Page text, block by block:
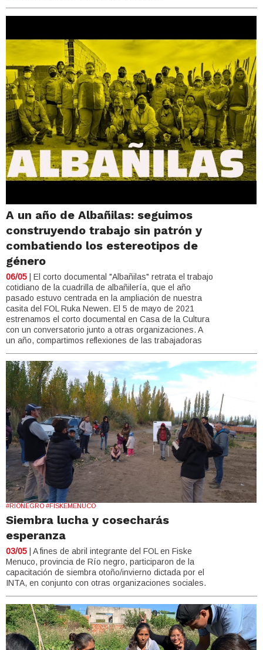
A un año de Albañilas: seguimos
construyendo trabajo sin patrón y
combatiendo los estereotipos de
género
06/05 | El corto documental "Albañilas" retrata el trabajo
cotidiano de la cuadrilla de albañilería, que el año
pasado estuvo centrada en la ampliación de nuestra
casita del FOL Ruka Newen. El 5 de mayo de 2021
estrenamos el corto documental en Casa de la Cultura
con un conversatorio junto a otras organizaciones. A
un año, compartimos reflexiones de las trabajadoras
#RIONEGRO #FISKEMENUCO
Siembra lucha y cosecharás
esperanza
03/05 | A fines de abril integrante del FOL en Fiske
Menuco, provincia de Río negro, participaron de la
capacitación de siembra otoño/invierno dictada por el
INTA, en conjunto con otras organizaciones sociales.